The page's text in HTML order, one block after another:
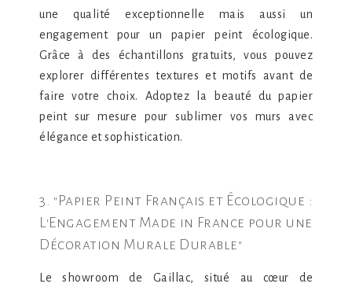
une qualité exceptionnelle mais aussi un
engagement pour un papier peint écologique.
Grâce à des échantillons gratuits, vous pouvez
explorer différentes textures et motifs avant de
faire votre choix. Adoptez la beauté du papier
peint sur mesure pour sublimer vos murs avec
élégance et sophistication.
3. "Papier Peint Français et Écologique :
L'Engagement Made in France pour une
Décoration Murale Durable"
Le showroom de Gaillac, situé au cœur de